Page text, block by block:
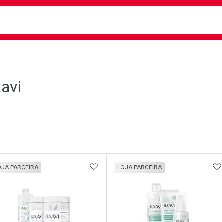
PARCEIRA ADICIONAR AOS FAVORITOS
LOJA PARCEIRA